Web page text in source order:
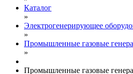
Каталог
»
Электрогенерирующее
»
Промышленные газовые
»
Промышленные газовые